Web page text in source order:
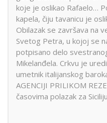
koje je oslikao Rafaelo…
kapela, čiju tavanicu je
Obilazak se završava na
Svetog Petra, u kojoj se
potpisano delo
Mikelanđela. Crkvu je
umetnik italijanskog
AGENCIJI PRILIKOM
časovima polazak za